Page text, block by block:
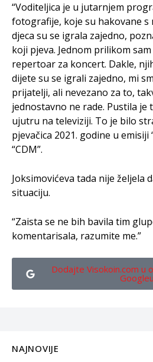
“Voditeljica je u jutarnjem
fotografije, koje su hakovane s
djeca su se igrala zajedno,
koji pjeva. Jednom prilikom
repertoar za koncert. Dakle,
dijete su se igrali zajedno, mi
prijatelji, ali nevezano za to,
jednostavno ne rade. Pustila
ujutru na televiziji. To je bilo
pjevačica 2021. godine u emisiji
“CDM”.
Joksimovićeva tada nije željela
situaciju.
“Zaista se ne bih bavila tim
komentarisala, razumite me.”
Dodajte Visokoin.com u
Googleu
NAJNOVIJE